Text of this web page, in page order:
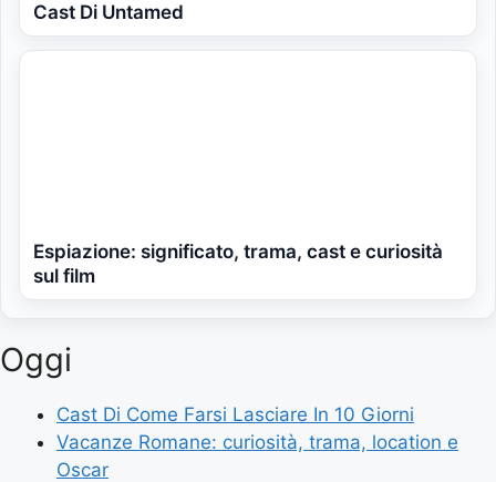
Cast Di Untamed
Espiazione: significato, trama, cast e curiosità
sul film
Oggi
Cast Di Come Farsi Lasciare In 10 Giorni
Vacanze Romane: curiosità, trama, location e
Oscar